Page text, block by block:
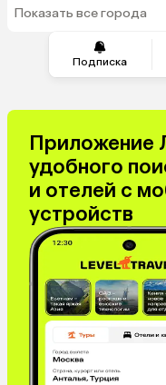
Подписка
Показать все города
Приложение
удобного
и отелей с
устройств